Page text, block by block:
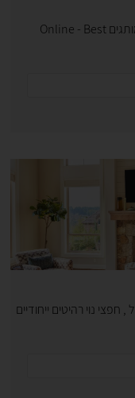
אופנה לגברים , נעלי ספורט , מותגים Online - Best
חפצי נוי רהיטים ייחודיים